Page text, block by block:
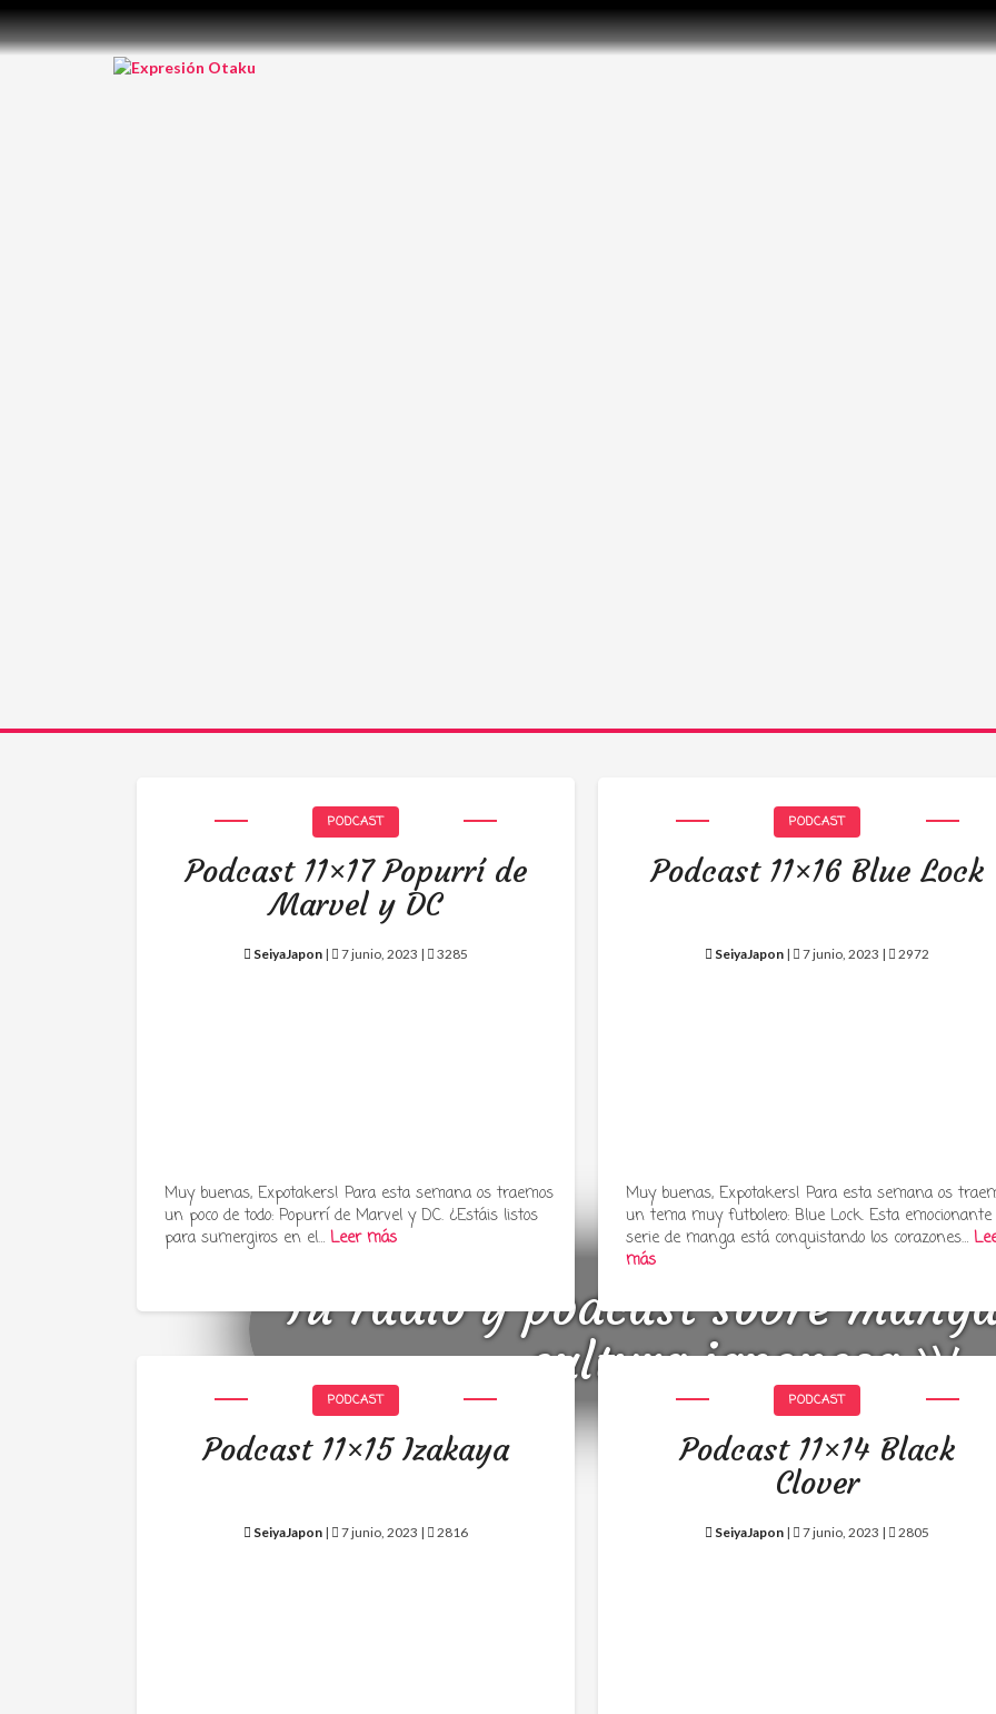
Tu radio y podcast sobre
cultura japonesa ツ
PODCAST
Podcast 11×17 Popurrí de
Marvel y DC
SeiyaJapon | 7 junio, 2023 | 3285
Muy buenas, Expotakers! Para esta semana os traemos
un poco de todo: Popurrí de Marvel y DC. ¿Estáis listos
para sumergiros en el…Leer más
PODCAST
Podcast 11×16 Blue Lock
SeiyaJapon | 7 junio, 2023 | 2972
Muy buenas, Expotakers! Para esta semana os
un tema muy futbolero: Blue Lock. Esta emocionante
serie de manga está conquistando los corazones…
más
PODCAST
Podcast 11×15 Izakaya
SeiyaJapon | 7 junio, 2023 | 2816
PODCAST
Podcast 11×14 Black
Clover
SeiyaJapon | 7 junio, 2023 | 2805